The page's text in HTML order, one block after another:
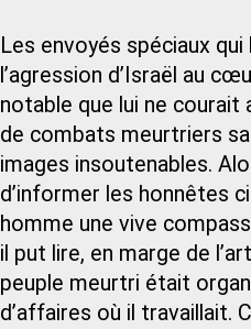
Les envoyés spéciaux
l’agression d’Israël au
notable que lui ne courait
de combats meurtriers
images insoutenables.
d’informer les honnêtes
homme une vive
il put lire, en marge de
peuple meurtri était
d’affaires où il travaillait.